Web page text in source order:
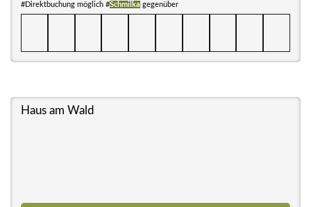
#Direktbuchung möglich #Schmilka gegenüber
Haus am Wald